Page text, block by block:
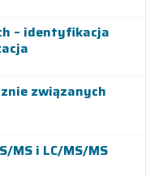
– identyfikacja
związanych
MS i LC/MS/MS